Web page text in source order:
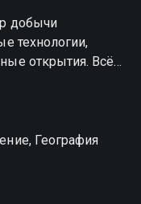
добычи
технологии,
открытия. Всё
и смекалку
География